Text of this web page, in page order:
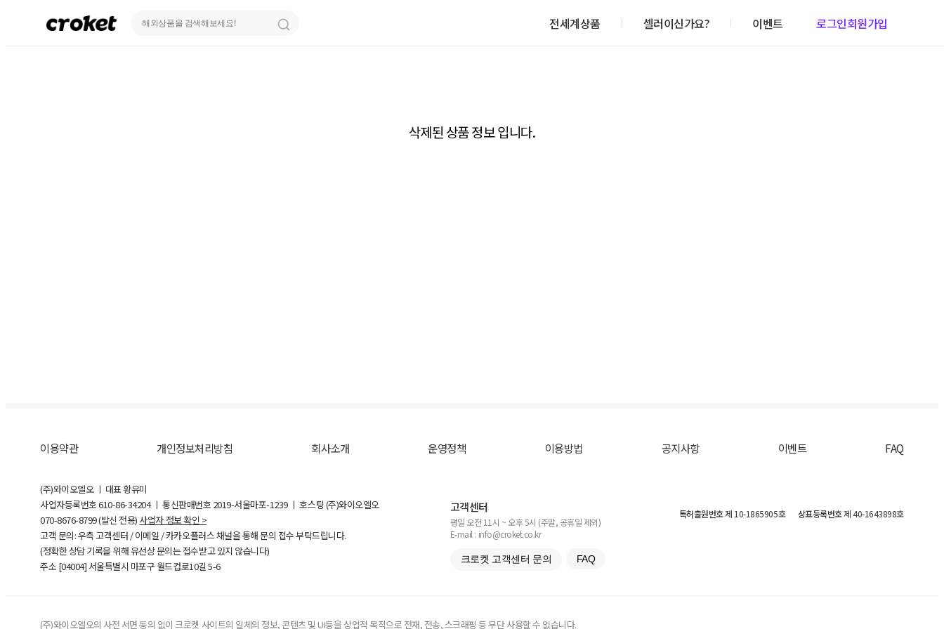
전세계상품 셀러이신가요? 이벤트 로그인회원가입
삭제된 상품 정보 입니다.
이용약관 개인정보처리방침 회사소개 운영정책 이용방법 공지사항 이벤트 FAQ
(주)와이오엘오 ㅣ 대표 황유미
사업자등록번호610-86-34204ㅣ 통신판매번호 2019-서울마포-1239 ㅣ 호스팅 (주)와이오엘오
070-8676-8799 (발신 전용) 사업자 정보 확인 >
고객 문의: 우측 고객센터 / 이메일 / 카카오플러스 채널을 통해 문의 접수 부탁드립니다.
(정확한 상담 기록을 위해 유선상 문의는 접수받고 있지 않습니다)
주소 [04004] 서울특별시 마포구 월드컵로10길5-6
고객센터
평일 오전 11시 ~ 오후 5시 (주말, 공휴일 제외)
E-mail : info@croket.co.kr
크로켓 고객센터 문의 FAQ
특허출원번호제 10-1865905호 상표등록번호제 40-1643898호
(주)와이오엘오의 사전 서면 동의 없이 크로켓 사이트의 일체의 정보, 콘텐츠 및 UI등을 상업적 목적으로 전재, 전송, 스크래핑 등 무단 사용할 수 없습니다.